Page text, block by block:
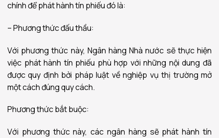
chính để phát hành tín phiếu đó là:
– Phương thức đấu thầu:
Với phương thức này, Ngân hàng Nhà nước sẽ thực hiện
việc phát hành tín phiếu phù hợp với những nội dung đã
được quy định bởi pháp luật về nghiệp vụ thị trường mở
một cách đúng quy cách.
Phương thức bắt buộc:
Với phương thức này, các ngân hàng sẽ phát hành tín